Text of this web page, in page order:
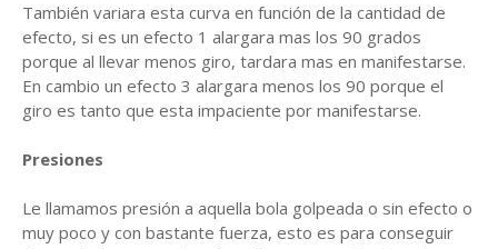
También variara esta curva en función de la cantidad de
efecto, si es un efecto 1 alargara mas los 90 grados
porque al llevar menos giro, tardara mas en manifestarse.
En cambio un efecto 3 alargara menos los 90 porque el
giro es tanto que esta impaciente por manifestarse.
Presiones
Le llamamos presión a aquella bola golpeada o sin efecto o
muy poco y con bastante fuerza, esto es para conseguir